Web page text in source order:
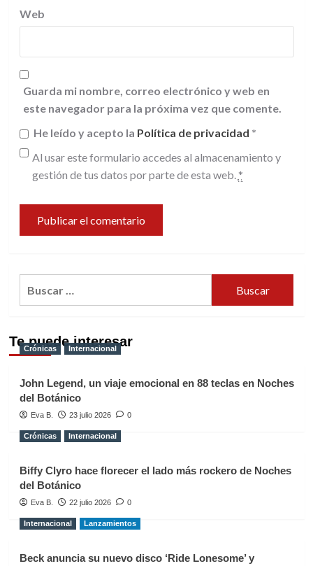
Web
Guarda mi nombre, correo electrónico y web en
este navegador para la próxima vez que comente.
He leído y acepto la Política de privacidad *
Al usar este formulario accedes al almacenamiento y
gestión de tus datos por parte de esta web. *
Te puede interesar
Crónicas Internacional
John Legend, un viaje emocional en 88 teclas en Noches
del Botánico
Eva B. 23 julio 2026 0
Crónicas Internacional
Biffy Clyro hace florecer el lado más rockero de Noches
del Botánico
Eva B. 22 julio 2026 0
Internacional Lanzamientos
Beck anuncia su nuevo disco ‘Ride Lonesome’ y